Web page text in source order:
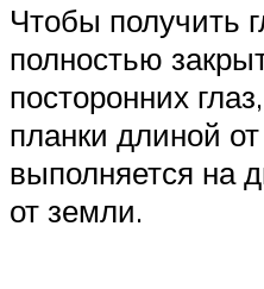
Чтобы получить
полностью
посторонних
планки длиной
выполняется на
от земли.